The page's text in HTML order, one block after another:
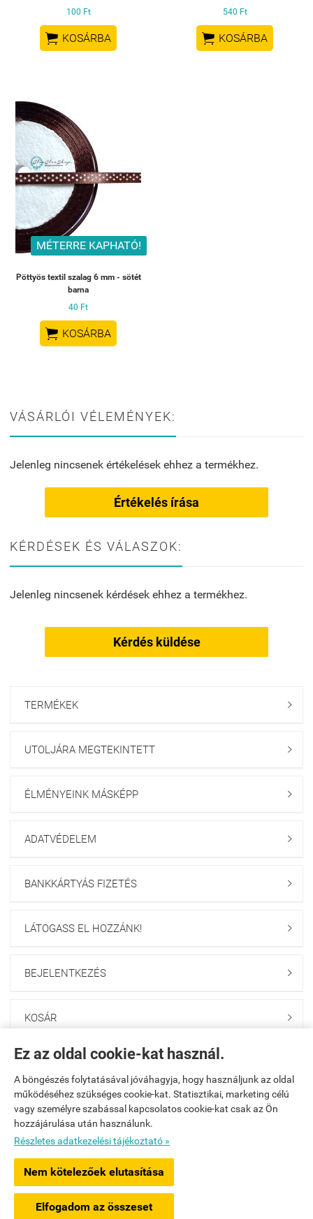
Ez az oldal cookie-kat használ.
A böngészés folytatásával jóváhagyja, hogy használjunk az oldal
működéséhez szükséges cookie-kat. Statisztikai, marketing célú
vagy személyre szabással kapcsolatos cookie-kat csak az Ön
hozzájárulása után használunk.
Részletes adatkezelési tájékoztató »
Nem kötelezőek elutasítása
Elfogadom az összeset
100 Ft
 KOSÁRBA
540 Ft
 KOSÁRBA
MÉTERRE KAPHATÓ!
Pöttyös textil szalag 6 mm - sötét
barna
40 Ft
 KOSÁRBA
VÁSÁRLÓI VÉLEMÉNYEK:
Jelenleg nincsenek értékelések ehhez a termékhez.
Értékelés írása
KÉRDÉSEK ÉS VÁLASZOK:
Jelenleg nincsenek kérdések ehhez a termékhez.
Kérdés küldése
TERMÉKEK 
UTOLJÁRA MEGTEKINTETT 
ÉLMÉNYEINK MÁSKÉPP 
ADATVÉDELEM 
BANKKÁRTYÁS FIZETÉS 
LÁTOGASS EL HOZZÁNK! 
BEJELENTKEZÉS 
KOSÁR 
SZÁLLÍTÓ PARTNEREINK
HÍRLEVÉL FELIRATKOZÁS
Saját fiók